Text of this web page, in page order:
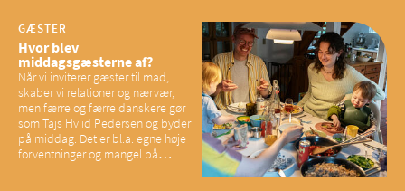
GÆSTER
Hvor blev
middagsgæsterne af?
Når vi inviterer gæster til mad,
skaber vi relationer og nærvær,
men færre og færre danskere gør
som Tajs Hviid Pedersen og byder
på middag. Det er bl.a. egne høje
forventninger og mangel på